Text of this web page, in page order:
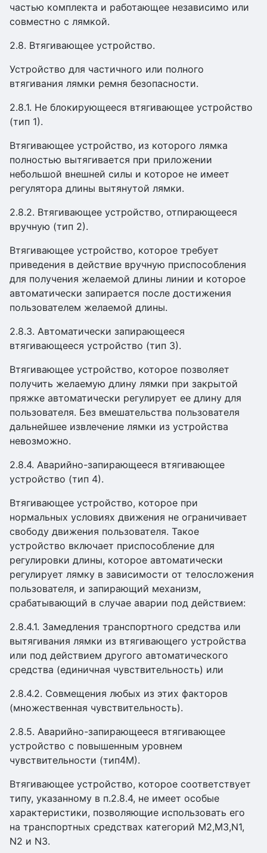
частью комплекта и работающее независимо или
совместно с лямкой.
2.8. Втягивающее устройство.
Устройство для частичного или полного
втягивания лямки ремня безопасности.
2.8.1. Не блокирующееся втягивающее устройство
(тип 1).
Втягивающее устройство, из которого лямка
полностью вытягивается при приложении
небольшой внешней силы и которое не имеет
регулятора длины вытянутой лямки.
2.8.2. Втягивающее устройство, отпирающееся
вручную (тип 2).
Втягивающее устройство, которое требует
приведения в действие вручную приспособления
для получения желаемой длины линии и которое
автоматически запирается после достижения
пользователем желаемой длины.
2.8.3. Автоматически запирающееся
втягивающееся устройство (тип 3).
Втягивающее устройство, которое позволяет
получить желаемую длину лямки при закрытой
пряжке автоматически регулирует ее длину для
пользователя. Без вмешательства пользователя
дальнейшее извлечение лямки из устройства
невозможно.
2.8.4. Аварийно-запирающееся втягивающее
устройство (тип 4).
Втягивающее устройство, которое при
нормальных условиях движения не ограничивает
свободу движения пользователя. Такое
устройство включает приспособление для
регулировки длины, которое автоматически
регулирует лямку в зависимости от телосложения
пользователя, и запирающий механизм,
срабатывающий в случае аварии под действием:
2.8.4.1. Замедления транспортного средства или
вытягивания лямки из втягивающего устройства
или под действием другого автоматического
средства (единичная чувствительность) или
2.8.4.2. Совмещения любых из этих факторов
(множественная чувствительность).
2.8.5. Аварийно-запирающееся втягивающее
устройство с повышенным уровнем
чувствительности (тип4М).
Втягивающее устройство, которое соответствует
типу, указанному в п.2.8.4, не имеет особые
характеристики, позволяющие использовать его
на транспортных средствах категорий М2,МЗ,N1,
N2 и N3.